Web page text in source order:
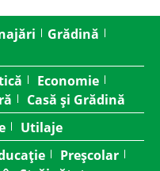
Grădină
Economie
Casă și Grădină
Utilaje
Preșcolar